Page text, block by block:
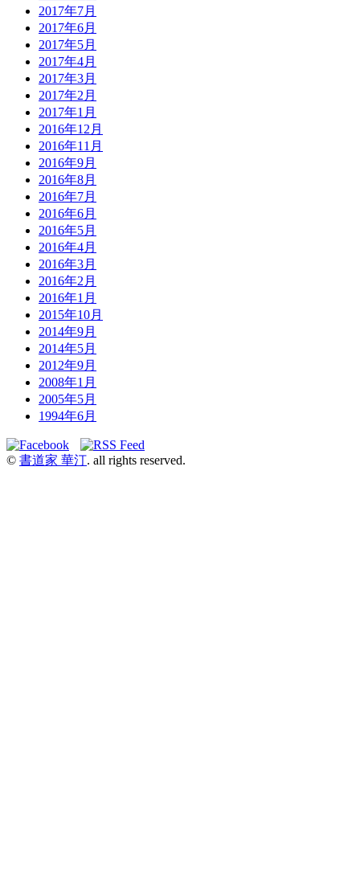
2017年7月
2017年6月
2017年5月
2017年4月
2017年3月
2017年2月
2017年1月
2016年12月
2016年11月
2016年9月
2016年8月
2016年7月
2016年6月
2016年5月
2016年4月
2016年3月
2016年2月
2016年1月
2015年10月
2014年9月
2014年5月
2012年9月
2008年1月
2005年5月
1994年6月
© 書道家 華汀. all rights reserved.